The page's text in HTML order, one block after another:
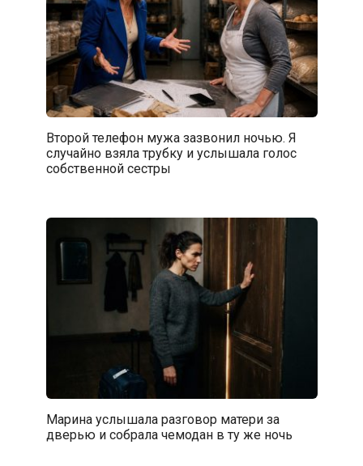
Второй телефон мужа зазвонил ночью. Я
случайно взяла трубку и услышала голос
собственной сестры
Марина услышала разговор матери за
дверью и собрала чемодан в ту же ночь